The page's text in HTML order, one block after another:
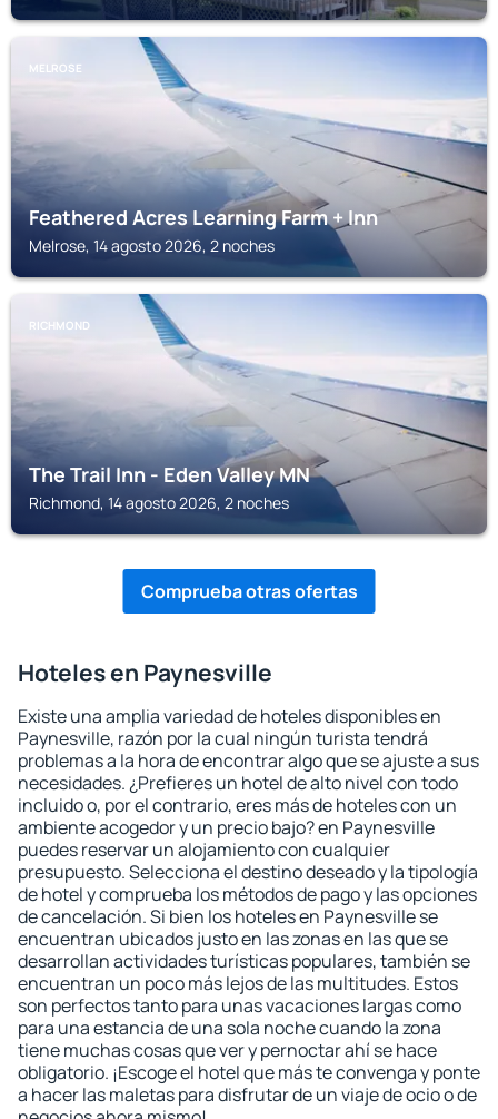
MELROSE
Feathered Acres Learning Farm + Inn
Melrose, 14 agosto 2026, 2 noches
RICHMOND
The Trail Inn - Eden Valley MN
Richmond, 14 agosto 2026, 2 noches
Comprueba otras ofertas
Hoteles en Paynesville
Existe una amplia variedad de hoteles disponibles en
Paynesville, razón por la cual ningún turista tendrá
problemas a la hora de encontrar algo que se ajuste a sus
necesidades. ¿Prefieres un hotel de alto nivel con todo
incluido o, por el contrario, eres más de hoteles con un
ambiente acogedor y un precio bajo? en Paynesville
puedes reservar un alojamiento con cualquier
presupuesto. Selecciona el destino deseado y la tipología
de hotel y comprueba los métodos de pago y las opciones
de cancelación. Si bien los hoteles en Paynesville se
encuentran ubicados justo en las zonas en las que se
desarrollan actividades turísticas populares, también se
encuentran un poco más lejos de las multitudes. Estos
son perfectos tanto para unas vacaciones largas como
para una estancia de una sola noche cuando la zona
tiene muchas cosas que ver y pernoctar ahí se hace
obligatorio. ¡Escoge el hotel que más te convenga y ponte
a hacer las maletas para disfrutar de un viaje de ocio o de